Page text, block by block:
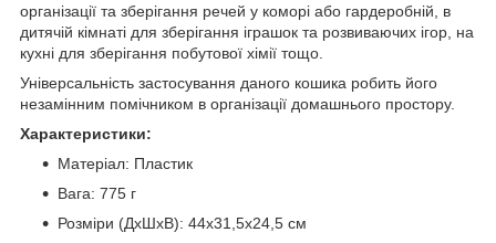
організації та зберігання речей у коморі або гардеробній, в
дитячій кімнаті для зберігання іграшок та розвиваючих ігор, на
кухні для зберігання побутової хімії тощо.
Універсальність застосування даного кошика робить його
незамінним помічником в організації домашнього простору.
Характеристики:
Матеріал: Пластик
Вага: 775 г
Розміри (ДхШхВ): 44х31,5х24,5 см